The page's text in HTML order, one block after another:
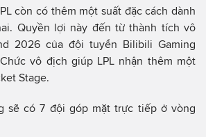
còn có thêm một suất đặc cách dành
Quyền lợi này đến từ thành tích vô
2026 của đội tuyển Bilibili Gaming
vô địch giúp LPL nhận thêm một
Stage.
sẽ có 7 đội góp mặt trực tiếp ở vòng